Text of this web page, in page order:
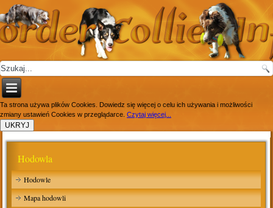
Ta strona używa plików Cookies. Dowiedz się więcej o celu ich używania i możliwości
zmiany ustawień Cookies w przeglądarce. Czytaj więcej...
Hodowla
Hodowle
Mapa hodowli